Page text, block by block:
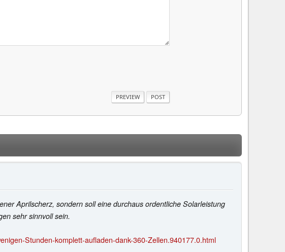
Aprilscherz, sondern soll eine durchaus ordentliche Solarleistung
sehr sinnvoll sein.
Stunden-komplett-aufladen-dank-360-Zellen.940177.0.html